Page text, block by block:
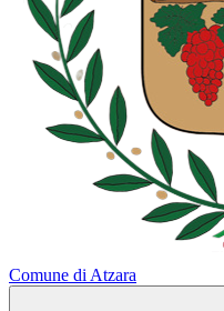
Comune di Atzara